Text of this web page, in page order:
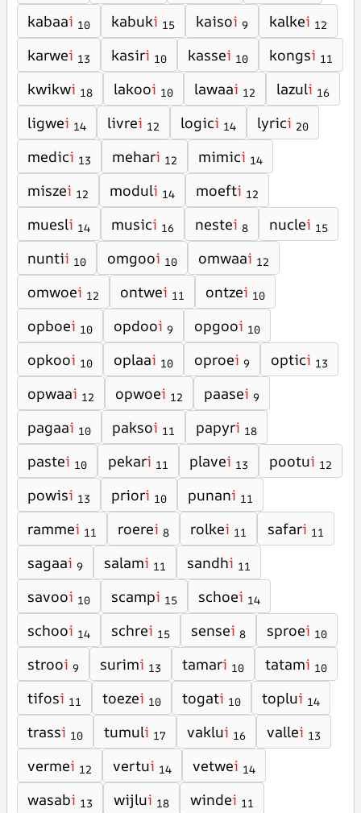
kabaai 10 kabuki 15 kaisoi 9 kalkei 12
karwei 13 kasiri 10 kassei 10 kongsi 11
kwikwi 18 lakooi 10 lawaai 12 lazuli 16
ligwei 14 livrei 12 logici 14 lyrici 20
medici 13 mehari 12 mimici 14
miszei 12 moduli 14 moefti 12
muesli 14 musici 16 nestei 8 nuclei 15
nuntii 10 omgooi 10 omwaai 12
omwoei 12 ontwei 11 ontzei 10
opboei 10 opdooi 9 opgooi 10
opkooi 10 oplaai 10 oproei 9 optici 13
opwaai 12 opwoei 12 paasei 9
pagaai 10 paksoi 11 papyri 18
pastei 10 pekari 11 plavei 13 pootui 12
powisi 13 priori 10 punani 11
rammei 11 roerei 8 rolkei 11 safari 11
sagaai 9 salami 11 sandhi 11
savooi 10 scampi 15 schoei 14
schooi 14 schrei 15 sensei 8 sproei 10
strooi 9 surimi 13 tamari 10 tatami 10
tifosi 11 toezei 10 togati 10 toplui 14
trassi 10 tumuli 17 vaklui 16 vallei 13
vermei 12 vertui 14 vetwei 14
wasabi 13 wijlui 18 windei 11